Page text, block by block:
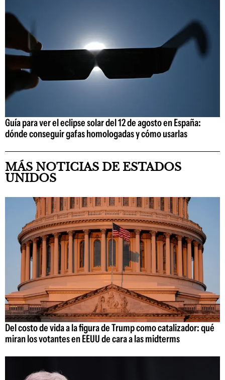
Guía para ver el eclipse solar del 12 de agosto en España:
dónde conseguir gafas homologadas y cómo usarlas
MÁS NOTICIAS DE ESTADOS
UNIDOS
Del costo de vida a la figura de Trump como catalizador: qué
miran los votantes en EEUU de cara a las midterms